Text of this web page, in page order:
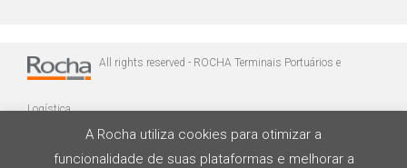
All rights reserved - ROCHA Terminais Portuários e
Logística
A Rocha utiliza cookies para otimizar a
funcionalidade de suas plataformas e melhorar a